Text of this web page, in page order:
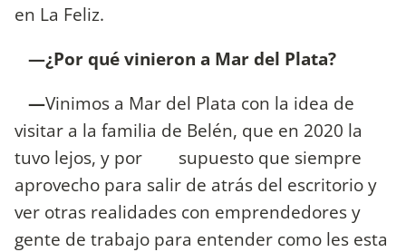
en La Feliz.
—¿Por qué vinieron a Mar del Plata?
—Vinimos a Mar del Plata con la idea de
visitar a la familia de Belén, que en 2020 la
tuvo lejos, y por supuesto que siempre
aprovecho para salir de atrás del escritorio y
ver otras realidades con emprendedores y
gente de trabajo para entender como les esta